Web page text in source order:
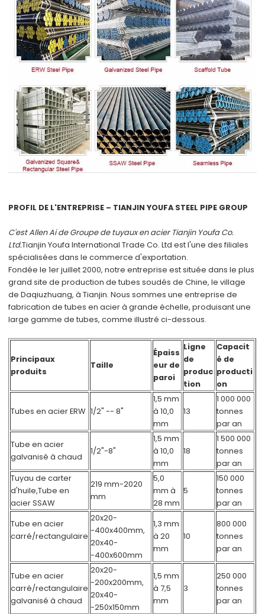
PROFIL DE L'ENTREPRISE – TIANJIN YOUFA STEEL PIPE GROUP
C'est Allen Ai deGroupe de tuyaux en acier Tianjin Youfa Co.
Ltd.Tianjin Youfa International Trade Co. Ltd est l'une des filiales
spécialisées dans le commerce d'exportation.
Fondée le 1er juillet 2000, notre entreprise est située dans le plus
grand site de production de tubes soudés de Chine, le village
de Daqiuzhuang, à Tianjin. Nous sommes une entreprise de
fabrication de tubes en acier à grande échelle, produisant une
large gamme de tubes, comme illustré ci-dessous.
Principaux
produits
Taille
Épaiss
eur de
paroi
Ligne
de
produc
tion
Capacit
é de
producti
on
Tubes en acier ERW 1/2" -- 8"
1,5 mm
à 10,0
mm
13
1 000 000
tonnes
par an
Tube en acier
galvanisé à chaud
1/2"-8"
1,5 mm
à 10,0
mm
18
1 500 000
tonnes
par an
Tuyau de carter
d'huile,Tube en
acier SSAW
219 mm-2020
mm
5,0
mm à
28 mm
5
150 000
tonnes
par an
Tube en acier
carré/rectangulaire
20x20-
-400x400mm,
20x40-
-400x600mm
1,3 mm
à 20
mm
10
800 000
tonnes
par an
Tube en acier
carré/rectangulaire
galvanisé à chaud
20x20-
-200x200mm,
20x40-
-250x150mm
1,5 mm
à 7,5
mm
3
250 000
tonnes
par an